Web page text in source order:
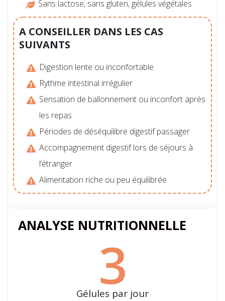
A CONSEILLER DANS LES CAS
SUIVANTS
Digestion lente ou inconfortable
Rythme intestinal irrégulier
Sensation de ballonnement ou inconfort après
les repas
Périodes de déséquilibre digestif passager
Accompagnement digestif lors de séjours à
l’étranger
Alimentation riche ou peu équilibrée
Sans lactose, sans gluten, gélules végétales
ANALYSE NUTRITIONNELLE
3
Gélules par jour